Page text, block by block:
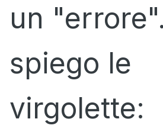
un
spiego le
virgolette: